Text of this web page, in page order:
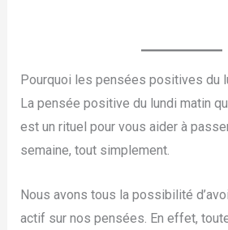
Pourquoi les pensées positives du
La pensée positive du lundi matin
est un rituel pour vous aider à
semaine, tout simplement.
Nous avons tous la possibilité
actif sur nos pensées. En effet,